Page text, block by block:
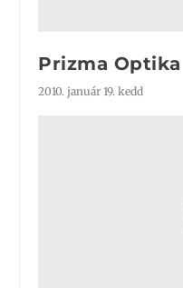
Prizma Optika
2010. január 19. kedd